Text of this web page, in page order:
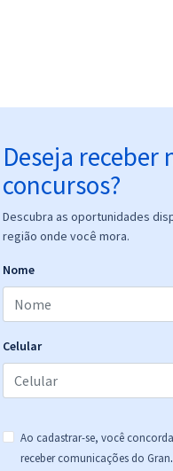
Deseja receber
concursos?
Descubra as oportunidades
região onde você mora.
Nome
Celular
Ao cadastrar-se, você
receber comunicações do Gran.